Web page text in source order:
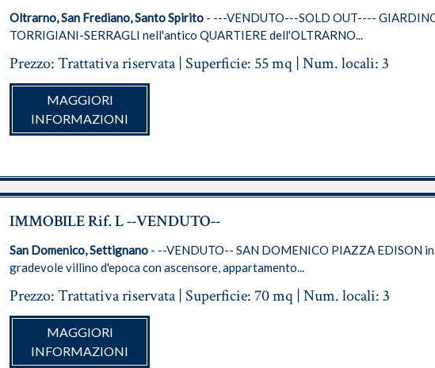
Oltrarno, San Frediano, Santo Spirito - ---VENDUTO---SOLD OUT----
TORRIGIANI-SERRAGLI nell'antico QUARTIERE dell'OLTRARNO...
Prezzo: Trattativa riservata | Superficie: 55 mq | Num. locali: 3
MAGGIORI
INFORMAZIONI
IMMOBILE Rif. L --VENDUTO--
San Domenico, Settignano - --VENDUTO-- SAN DOMENICO PIAZZA EDISON in
gradevole villino d'epoca con ascensore, appartamento...
Prezzo: Trattativa riservata | Superficie: 70 mq | Num. locali: 3
MAGGIORI
INFORMAZIONI